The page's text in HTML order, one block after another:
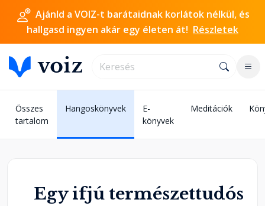
Ajánld a VOIZ-t barátaidnak korlátok nélkül, és
hallgasd ingyen akár egy életen át! Részletek
Összes
tartalom
Hangoskönyvek
E-
könyvek
Meditációk
Egy ifjú természettudós